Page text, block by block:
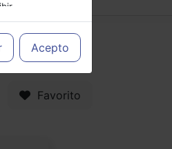
más
Acepto
Favorito